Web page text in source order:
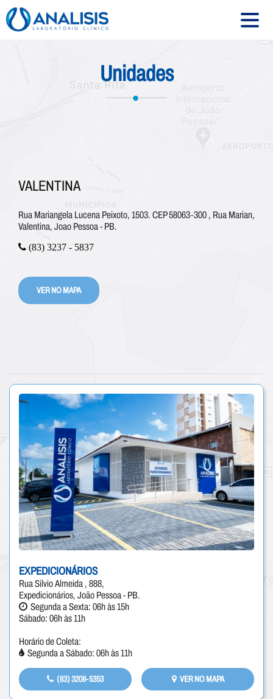
CONTATO
Unidades
VALENTINA
Rua Mariangela Lucena Peixoto, 1503. CEP 58063-300 , Rua Marian,
Valentina, Joao Pessoa - PB.
(83) 3237 - 5837
VER NO MAPA
EXPEDICIONÁRIOS
Rua Silvio Almeida , 888,
Expedicionários, João Pessoa - PB.
Segunda a Sexta: 06h às 15h
Sábado: 06h às 11h
Horário de Coleta:
Segunda a Sábado: 06h às 11h
(83) 3208-5353 VER NO MAPA